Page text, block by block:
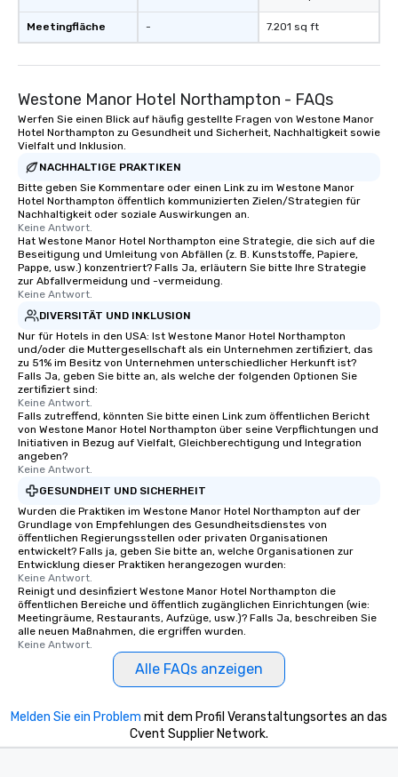
Meetingfläche - 7.201 sq ft
Westone Manor Hotel Northampton - FAQs
Werfen Sie einen Blick auf häufig gestellte Fragen von Westone Manor
Hotel Northampton zu Gesundheit und Sicherheit, Nachhaltigkeit sowie
Vielfalt und Inklusion.
NACHHALTIGE PRAKTIKEN
Bitte geben Sie Kommentare oder einen Link zu im Westone Manor
Hotel Northampton öffentlich kommunizierten Zielen/Strategien für
Nachhaltigkeit oder soziale Auswirkungen an.
Keine Antwort.
Hat Westone Manor Hotel Northampton eine Strategie, die sich auf die
Beseitigung und Umleitung von Abfällen (z. B. Kunststoffe, Papiere,
Pappe, usw.) konzentriert? Falls Ja, erläutern Sie bitte Ihre Strategie
zur Abfallvermeidung und -vermeidung.
Keine Antwort.
DIVERSITÄT UND INKLUSION
Nur für Hotels in den USA: Ist Westone Manor Hotel Northampton
und/oder die Muttergesellschaft als ein Unternehmen zertifiziert, das
zu 51% im Besitz von Unternehmen unterschiedlicher Herkunft ist?
Falls Ja, geben Sie bitte an, als welche der folgenden Optionen Sie
zertifiziert sind:
Keine Antwort.
Falls zutreffend, könnten Sie bitte einen Link zum öffentlichen Bericht
von Westone Manor Hotel Northampton über seine Verpflichtungen und
Initiativen in Bezug auf Vielfalt, Gleichberechtigung und Integration
angeben?
Keine Antwort.
GESUNDHEIT UND SICHERHEIT
Wurden die Praktiken im Westone Manor Hotel Northampton auf der
Grundlage von Empfehlungen des Gesundheitsdienstes von
öffentlichen Regierungsstellen oder privaten Organisationen
entwickelt? Falls ja, geben Sie bitte an, welche Organisationen zur
Entwicklung dieser Praktiken herangezogen wurden:
Keine Antwort.
Reinigt und desinfiziert Westone Manor Hotel Northampton die
öffentlichen Bereiche und öffentlich zugänglichen Einrichtungen (wie:
Meetingräume, Restaurants, Aufzüge, usw.)? Falls Ja, beschreiben Sie
alle neuen Maßnahmen, die ergriffen wurden.
Keine Antwort.
Alle FAQs anzeigen
Melden Sie ein Problem mit dem Profil Veranstaltungsortes an das
Cvent Supplier Network.